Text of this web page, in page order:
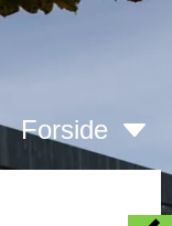
Forside